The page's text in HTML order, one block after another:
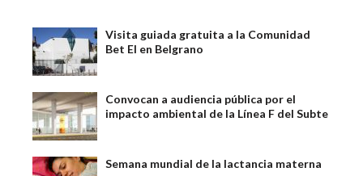
Visita guiada gratuita a la Comunidad
Bet El en Belgrano
Convocan a audiencia pública por el
impacto ambiental de la Línea F del Subte
Semana mundial de la lactancia materna